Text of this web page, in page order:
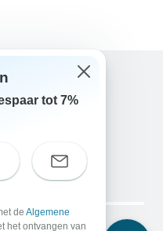
Monument in de
Cookies
tot 7%
de Algemene
het ontvangen van